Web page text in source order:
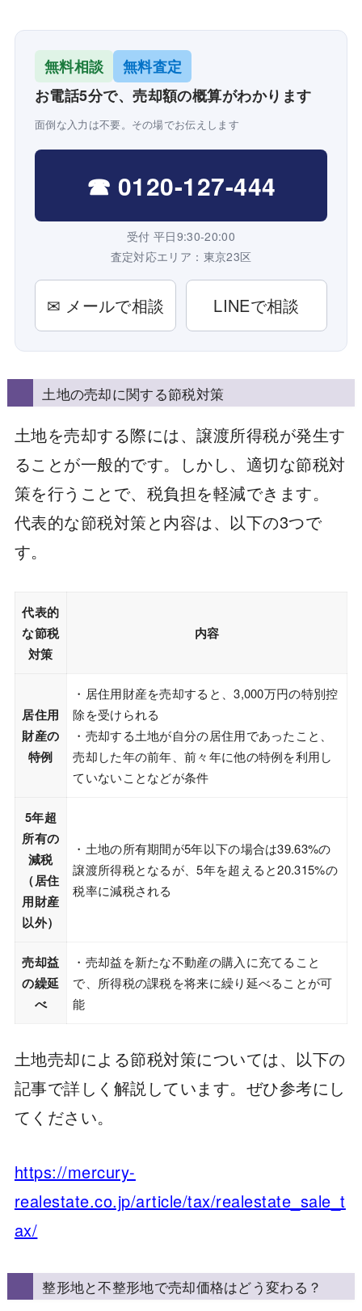
無料相談
無料査定
お電話5分で、売却額の概算がわかります
面倒な入力は不要。その場でお伝えします
☎ 0120-127-444
受付 平日9:30-20:00
査定対応エリア：東京23区
✉ メールで相談 LINEで相談
土地の売却に関する節税対策
土地を売却する際には、譲渡所得税が発生す
ることが一般的です。しかし、適切な節税対
策を行うことで、税負担を軽減できます。
代表的な節税対策と内容は、以下の3つで
す。
代表的
な節税
対策
内容
居住用
財産の
特例
・居住用財産を売却すると、3,000万円の特別控
除を受けられる
・売却する土地が自分の居住用であったこと、
売却した年の前年、前々年に他の特例を利用し
ていないことなどが条件
5年超
所有の
減税
（居住
用財産
以外）
・土地の所有期間が5年以下の場合は39.63%の
譲渡所得税となるが、5年を超えると20.315%の
税率に減税される
売却益
の繰延
べ
・売却益を新たな不動産の購入に充てること
で、所得税の課税を将来に繰り延べることが可
能
土地売却による節税対策については、以下の
記事で詳しく解説しています。ぜひ参考にし
てください。
https://mercury-
realestate.co.jp/article/tax/realestate_sale_t
ax/
整形地と不整形地で売却価格はどう変わる？